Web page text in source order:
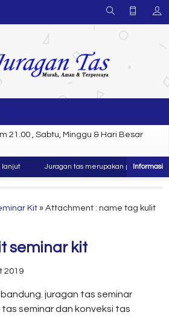
21.00 , Sabtu, Minggu & Hari Besar
Juragan tas merupakan produsen dan
Kit » Attachment : name tag kulit
seminar kit
2019
juragan tas seminar
seminar dan konveksi tas